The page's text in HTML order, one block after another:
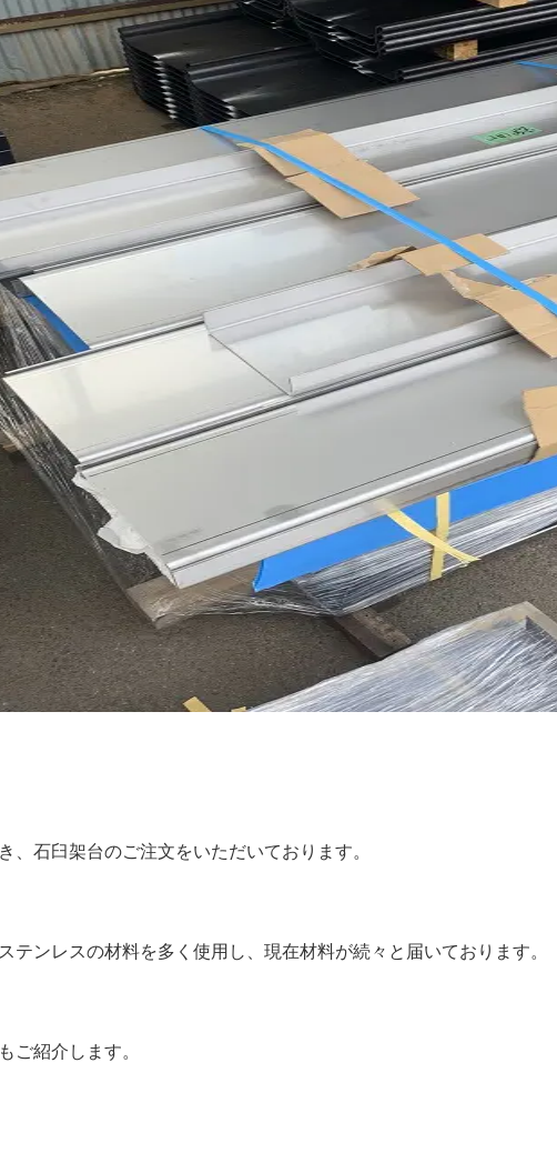
、石臼架台のご注文をいただいております。
テンレスの材料を多く使用し、現在材料が続々と届いております。
ご紹介します。